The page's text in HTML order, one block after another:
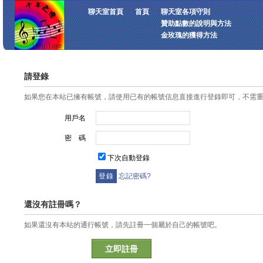
聊天室首頁 首頁
聊天室各項守則
贊助點數的說明與方法
金玫瑰的獲得方法
請登錄
如果您在本站已擁有帳號，請使用已有的帳號信息直接進行登錄即可，不需
用戶名
密 碼
下次自動登錄
忘記密碼?
還沒有註冊嗎？
如果還沒有本站的通行帳號，請先註冊一個屬於自己的帳號吧。
立即註冊